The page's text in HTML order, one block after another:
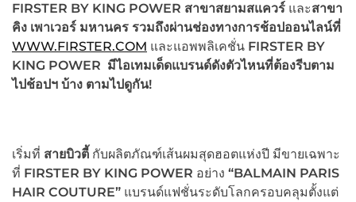
FIRSTER BY KING POWER สาขาสยามสแควร์ และสาขา
คิง เพาเวอร์ มหานคร รวมถึงผ่านช่องทางการช้อปออนไลน์ที่
WWW.FIRSTER.COM และแอพพลิเคชั่น FIRSTER BY
KING POWER มีไอเทมเด็ดแบรนด์ดังตัวไหนที่ต้องรีบตาม
ไปช้อปฯ บ้าง ตามไปดูกัน!
เริ่มที่ สายบิวตี้ กับผลิตภัณฑ์เส้นผมสุดฮอตแห่งปี มีขายเฉพาะ
ที่ FIRSTER BY KING POWER อย่าง “BALMAIN PARIS
HAIR COUTURE” แบรนด์แฟชั่นระดับโลกครอบคลุมตั้งแต่